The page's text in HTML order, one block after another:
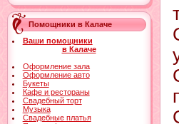
Помощники в Калаче
Ваши помощники
в Калаче
Оформление зала
Оформление авто
Букеты
Кафе и рестораны
Свадебный торт
Музыка
Свадебные платья